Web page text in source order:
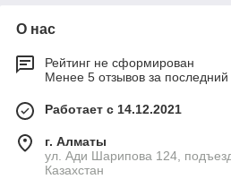
О нас
Рейтинг не сформирован
Менее 5 отзывов за последний
Работает с 14.12.2021
г. Алматы
ул. Ади Шарипова 124,
Казахстан